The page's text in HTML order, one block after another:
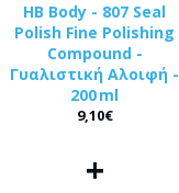
HB Body - 807 Seal
Polish Fine Polishing
Compound -
Γυαλιστική Αλοιφή -
200 ml
9,10€
+